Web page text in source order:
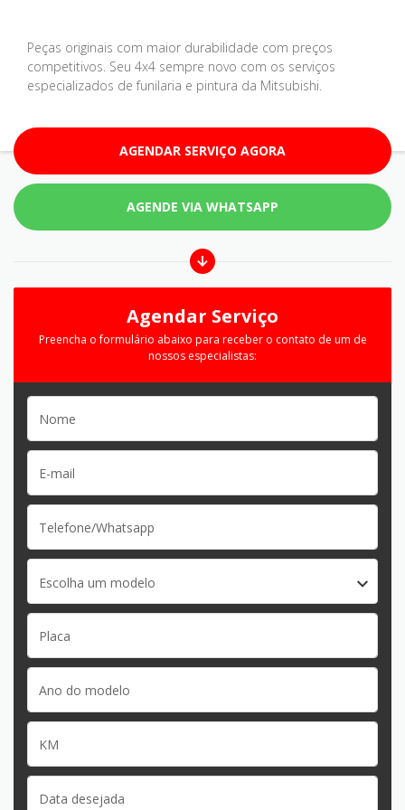
Peças originais com maior durabilidade com preços
competitivos. Seu 4x4 sempre novo com os serviços
especializados de funilaria e pintura da Mitsubishi.
AGENDAR SERVIÇO AGORA
AGENDE VIA WHATSAPP
Agendar Serviço
Preencha o formulário abaixo para receber o contato de um de
nossos especialistas:
Escolha um modelo